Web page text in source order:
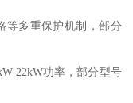
等多重保护机制，部分
22kW功率，部分型号